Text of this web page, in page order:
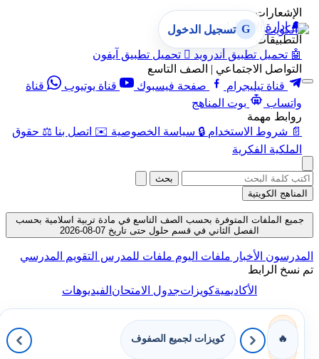
الإشعارات
🔔 إدارة الإشعارات
التطبيقات
🤖 تحميل تطبيق أندرويد  تحميل تطبيق آيفون
التواصل الاجتماعي | الصف التاسع
قناة تيليجرام
صفحة فيسبوك قناة يوتيوب
قناة
واتساب
بوت المناهج
روابط مهمة
📄 شروط الاستخدام 🔒 سياسة الخصوصية ✉️ اتصل بنا ⚖️ حقوق
الملكية الفكرية
G تسجيل الدخول
بحث
المناهج الكويتية
جميع الملفات المتوفرة بحسب الصف التاسع في مادة تربية اسلامية بحسب
الفصل الثاني في قسم حلول حتى تاريخ 07-08-2026
المدرسون الأخبار ملفات اليوم ملفات للمدرس التقويم المدرسي
تم نسخ الرابط
الأكاديميةكويزاتجدول الامتحانالفيديوهات
🔥 كويزات لجميع الصفوف